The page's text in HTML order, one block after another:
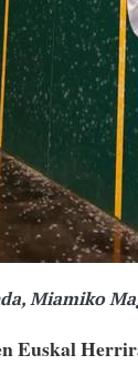
Miamiko
Euskal